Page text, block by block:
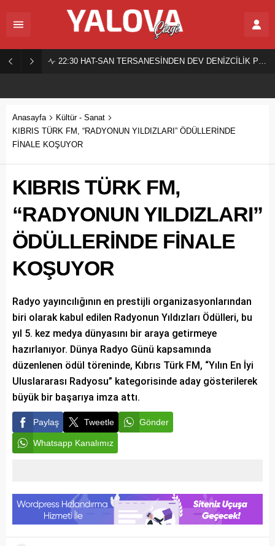
22:30 HAT-SAN TERSANESİNDEN DEV DENİZCİLİK PROJESİ!
Anasayfa
Kültür - Sanat
KIBRIS TÜRK FM, “RADYONUN YILDIZLARI” ÖDÜLLERİNDE
FİNALE KOŞUYOR
KIBRIS TÜRK FM,
“RADYONUN YILDIZLARI”
ÖDÜLLERİNDE FİNALE
KOŞUYOR
Radyo yayıncılığının en prestijli organizasyonlarından
biri olarak kabul edilen Radyonun Yıldızları Ödülleri, bu
yıl 5. kez medya dünyasını bir araya getirmeye
hazırlanıyor. Dünya Radyo Günü kapsamında
düzenlenen ödül töreninde, Kıbrıs Türk FM, “Yılın En İyi
Uluslararası Radyosu” kategorisinde aday gösterilerek
büyük bir başarıya imza attı.
Paylaş Tweetle Gönder
Whatsapp Kanalımız